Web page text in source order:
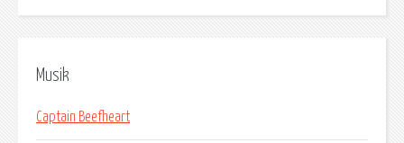
Musik
Captain Beefheart